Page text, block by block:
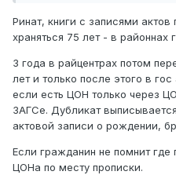
Ринат, книги с записями актов
храняться 75 лет - в районнах
3 года в райцентрах потом
лет и только после этого в
если есть ЦОН только через
ЗАГСе. Дубликат
актовой записи о рождении,
Если гражданин не помнит где
ЦОНа по месту прописки.